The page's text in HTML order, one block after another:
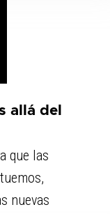
allá del
que las
nuevas